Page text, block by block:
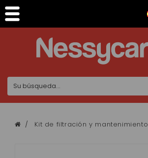
Kit de filtración y mantenimiento
Panel de gestión de cookies